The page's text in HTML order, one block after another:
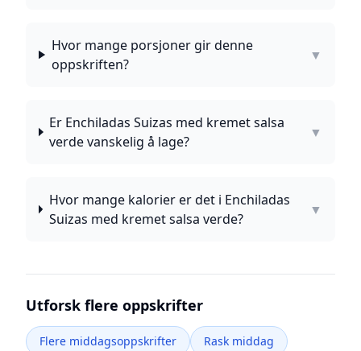
Hvor mange porsjoner gir denne
oppskriften?
▼
Er Enchiladas Suizas med kremet salsa
verde vanskelig å lage?
▼
Hvor mange kalorier er det i Enchiladas
Suizas med kremet salsa verde?
▼
Utforsk flere oppskrifter
Flere middagsoppskrifter
Rask middag